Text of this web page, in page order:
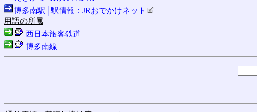
博多南駅│駅情報：JRおでかけネット
用語の所属
西日本旅客鉄道
博多南線